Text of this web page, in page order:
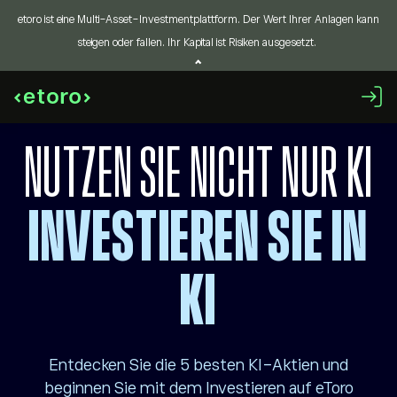
NUTZEN SIE NICHT NUR KI
INVESTIEREN SIE IN
KI
Entdecken Sie die 5 besten KI-Aktien und
beginnen Sie mit dem Investieren auf eToro
etoro ist eine Multi-Asset-Investmentplattform. Der Wert Ihrer Anlagen kann
steigen oder fallen. Ihr Kapital ist Risiken ausgesetzt.